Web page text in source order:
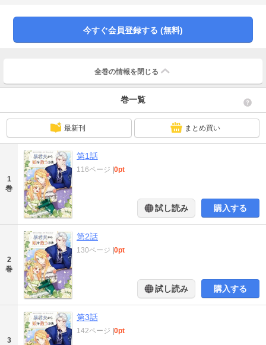
残るのは難しい！？果たしてノエルの運命は！※配信停止後、この話は閲覧不
今すぐ会員登録する (無料)
全巻の情報を 閉じる
巻一覧
最新刊 まとめ買い
1
巻
第1話
116ページ 0pt
試し読み 購入する
2
巻
第2話
130ページ 0pt
試し読み 購入する
3
第3話
142ページ 0pt